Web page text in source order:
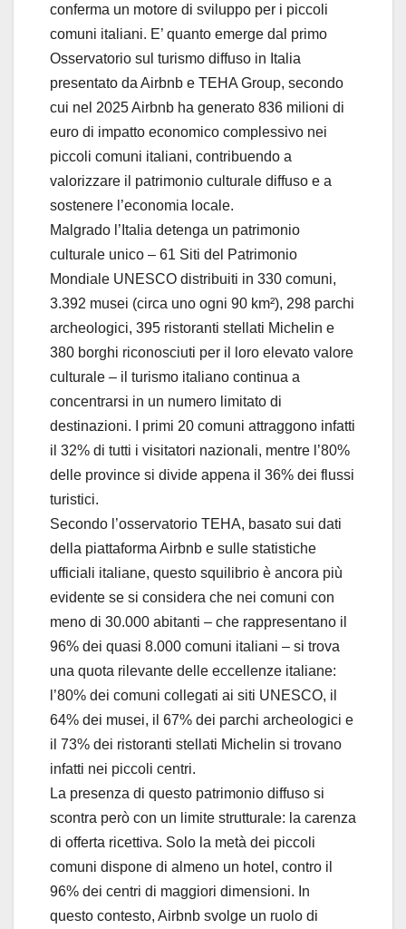
conferma un motore di sviluppo per i piccoli
comuni italiani. E’ quanto emerge dal primo
Osservatorio sul turismo diffuso in Italia
presentato da Airbnb e TEHA Group, secondo
cui nel 2025 Airbnb ha generato 836 milioni di
euro di impatto economico complessivo nei
piccoli comuni italiani, contribuendo a
valorizzare il patrimonio culturale diffuso e a
sostenere l’economia locale.
Malgrado l’Italia detenga un patrimonio
culturale unico – 61 Siti del Patrimonio
Mondiale UNESCO distribuiti in 330 comuni,
3.392 musei (circa uno ogni 90 km²), 298 parchi
archeologici, 395 ristoranti stellati Michelin e
380 borghi riconosciuti per il loro elevato valore
culturale – il turismo italiano continua a
concentrarsi in un numero limitato di
destinazioni. I primi 20 comuni attraggono infatti
il 32% di tutti i visitatori nazionali, mentre l’80%
delle province si divide appena il 36% dei flussi
turistici.
Secondo l’osservatorio TEHA, basato sui dati
della piattaforma Airbnb e sulle statistiche
ufficiali italiane, questo squilibrio è ancora più
evidente se si considera che nei comuni con
meno di 30.000 abitanti – che rappresentano il
96% dei quasi 8.000 comuni italiani – si trova
una quota rilevante delle eccellenze italiane:
l’80% dei comuni collegati ai siti UNESCO, il
64% dei musei, il 67% dei parchi archeologici e
il 73% dei ristoranti stellati Michelin si trovano
infatti nei piccoli centri.
La presenza di questo patrimonio diffuso si
scontra però con un limite strutturale: la carenza
di offerta ricettiva. Solo la metà dei piccoli
comuni dispone di almeno un hotel, contro il
96% dei centri di maggiori dimensioni. In
questo contesto, Airbnb svolge un ruolo di